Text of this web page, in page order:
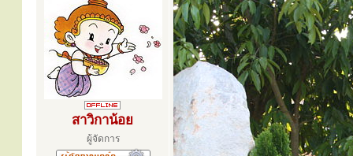
สาวิกาน้อย
ผู้จัดการ